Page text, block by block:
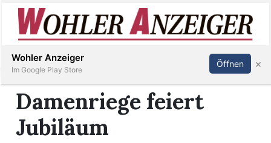
Immobilien
Inserieren Abonnieren Anmelden
Damenriege feiert
Jubiläum
Wohler Anzeiger
Im Google Play Store
Öffnen ×